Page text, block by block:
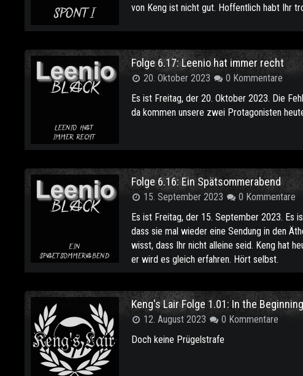
von Keng ist nicht gut. Hoffentlich habt Ihr
Folge 6.17: Leenio hat immer recht
20. Oktober 2023
0 Kommentare
Es ist Freitag, der 20. Oktober 2023. Die
da kommen unsere zwei Protagonisten
Folge 6.16: Ein Spätsommerabend
15. September 2023
0 Kommentare
Es ist Freitag, der 15. September 2023. Es
dass sie mal wieder eine Sendung in den
wisst, dass Ihr nicht alleine seid. Keng hat
er wird es gleich erfahren. Hört selbst.
Keng's Lair Folge 1.01: In the Beginning
12. August 2023
0 Kommentare
Doch keine Prügelstrafe